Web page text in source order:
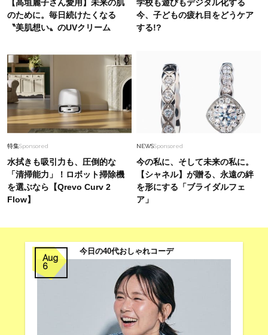
【高垣麗子さん愛用】未来の肌
のために。毎日続けたくなる
〝美肌想い〟のUVクリーム
学校も遊びもデジタル化する
今、子どもの疲れ目をどうケア
する!?
特集Sponsored
水拭きも吸引力も、圧倒的な
「清掃能力」！ロボット掃除機
を選ぶなら【Qrevo Curv 2
Flow】
NEWSSponsored
今の私に、そして未来の私に。
【シャネル】が贈る、永遠の絆
を形にする「ブライダルフェ
ア」
Aug
6
今日の40代おしゃれコーデ